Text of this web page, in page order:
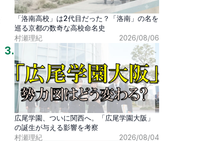
「洛南高校」は2代目だった？「洛南」の名を
巡る京都の数奇な高校命名史
村瀬理紀
2026/08/06
3.
広尾学園、ついに関西へ。「広尾学園大阪」
の誕生が与える影響を考察
村瀬理紀
2026/08/04